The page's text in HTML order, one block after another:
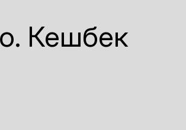
Кешбек